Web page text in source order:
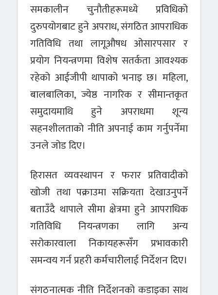
समकालीन चुनौतीहरूमध्ये प्रविधिको
दुरुपयोगबाट हुने अपराध, संगठित आपराधिक
गतिविधि तथा लागूऔषध ओसारपसार र
प्रयोग नियन्त्रणमा विशेष सतर्कता आवश्यक
रहेको आईजीपी थापाको भनाइ छ। महिला,
बालबालिका, ज्येष्ठ नागरिक र सीमान्तकृत
समुदायमाथि हुने अपराधमा शून्य
सहनशीलताको नीति अपनाई काम गर्नुपर्नेमा
उनले जोड दिए।
हिरासत व्यवस्थापन र फरार प्रतिवादीको
खोजी तथा पक्राउमा सक्रियता देखाउनुपर्ने
बताउँदै थापाले सीमा क्षेत्रमा हुने आपराधिक
गतिविधि नियन्त्रणका लागि अन्य
सरोकारवाला निकायहरूसँग प्रभावकारी
समन्वय गर्न प्रहरी कर्मचारीलाई निर्देशन दिए।
संगठनात्मक नीति निर्देशनको कडाइका साथ